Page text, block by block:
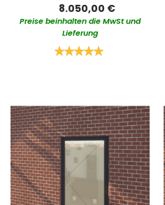
8.050,00 €
Preise beinhalten die MwSt und
Lieferung
Bewertung: